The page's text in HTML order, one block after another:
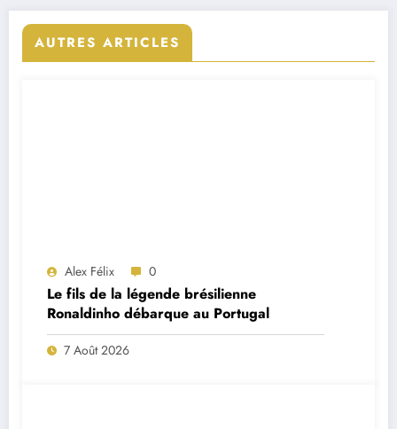
AUTRES ARTICLES
Alex Félix 0
Le fils de la légende brésilienne
Ronaldinho débarque au Portugal
7 Août 2026